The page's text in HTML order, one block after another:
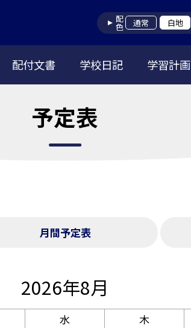
配色 通常 白地
配付文書 学校日記 学習計画
予定表
月間予定表
2026年8月
水 木